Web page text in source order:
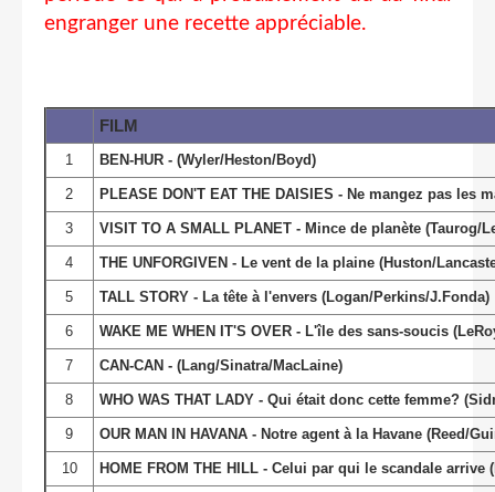
engranger une recette appréciable.
FILM
1 BEN-HUR - (Wyler/Heston/Boyd)
2 PLEASE DON'T EAT THE DAISIES - Ne mangez pas les
3 VISIT TO A SMALL PLANET - Mince de planète (Taurog/
4 THE UNFORGIVEN - Le vent de la plaine (Huston/
5 TALL STORY - La tête à l'envers (Logan/Perkins/J.Fonda)
6 WAKE ME WHEN IT'S OVER - L'île des sans-soucis
7 CAN-CAN - (Lang/Sinatra/MacLaine)
8 WHO WAS THAT LADY - Qui était donc cette femme?
9 OUR MAN IN HAVANA - Notre agent à la Havane (Reed/
10 HOME FROM THE HILL - Celui par qui le scandale